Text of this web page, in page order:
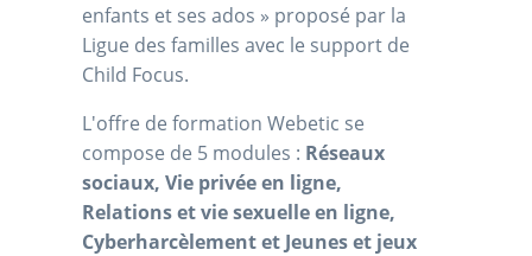
enfants et ses ados » proposé par la
Ligue des familles avec le support de
Child Focus.
L'offre de formation Webetic se
compose de 5 modules : Réseaux
sociaux, Vie privée en ligne,
Relations et vie sexuelle en ligne,
Cyberharcèlement et Jeunes et jeux